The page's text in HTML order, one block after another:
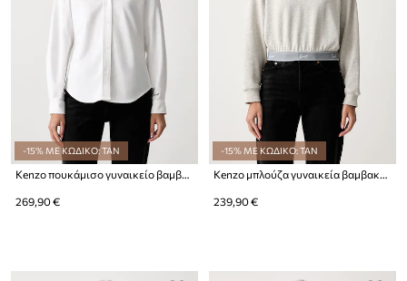
-15% ΜΕ ΚΩΔΙΚΟ: TAN
Kenzo πουκάμισο γυναικείο βαμβακερό
269,90 €
-15% ΜΕ ΚΩΔΙΚΟ: TAN
Kenzo μπλούζα γυναικεία βαμβακερή
239,90 €